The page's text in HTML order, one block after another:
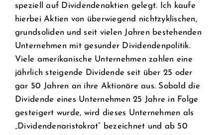
speziell auf Dividendenaktien gelegt. Ich kaufe
hierbei Aktien von überwiegend nichtzyklischen,
grundsoliden und seit vielen Jahren bestehenden
Unternehmen mit gesunder Dividendenpolitik.
Viele amerikanische Unternehmen zahlen eine
jährlich steigende Dividende seit über 25 oder
gar 50 Jahren an ihre Aktionäre aus. Sobald die
Dividende eines Unternehmen 25 Jahre in Folge
gesteigert wurde, wird dieses Unternehmen als
„Dividendenaristokrat“ bezeichnet und ab 50